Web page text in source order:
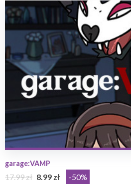
garage:VAMP
17.99 zł 8.99 zł -50%